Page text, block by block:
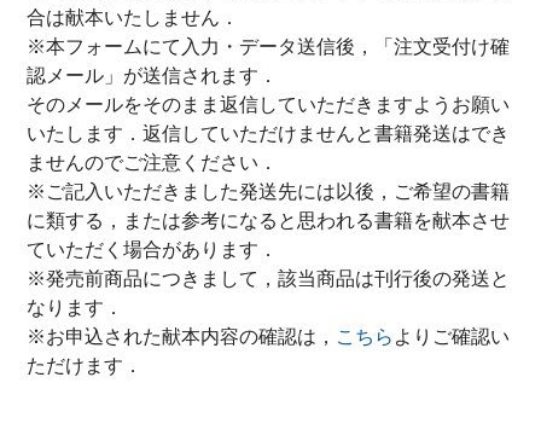
合は献本いたしません．
※本フォームにて入力・データ送信後，「注文受付け確
認メール」が送信されます．
そのメールをそのまま返信していただきますようお願い
いたします．返信していただけませんと書籍発送はでき
ませんのでご注意ください．
※ご記入いただきました発送先には以後，ご希望の書籍
に類する，または参考になると思われる書籍を献本させ
ていただく場合があります．
※発売前商品につきまして，該当商品は刊行後の発送と
なります．
※お申込された献本内容の確認は， こちら よりご確認い
ただけます．